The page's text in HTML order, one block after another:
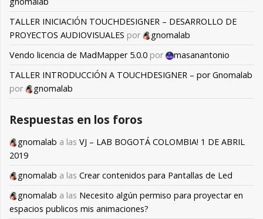
TALLER INICIACIÓN TOUCHDESIGNER – DESARROLLO DE
PROYECTOS AUDIOVISUALES por
gnomalab
Vendo licencia de MadMapper 5.0.0 por
masanantonio
TALLER INTRODUCCIÓN A TOUCHDESIGNER – por Gnomalab
por
gnomalab
Respuestas en los foros
gnomalab a las VJ – LAB BOGOTÁ COLOMBIA! 1 DE ABRIL
2019
gnomalab a las Crear contenidos para Pantallas de Led
gnomalab a las Necesito algún permiso para proyectar en
espacios publicos mis animaciones?